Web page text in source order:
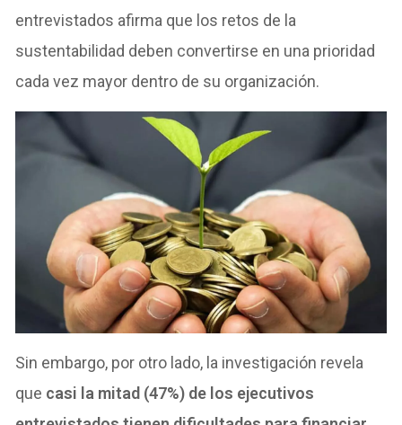
entrevistados afirma que los retos de la
sustentabilidad deben convertirse en una prioridad
cada vez mayor dentro de su organización.
Sin embargo, por otro lado, la investigación revela
que casi la mitad (47%) de los ejecutivos